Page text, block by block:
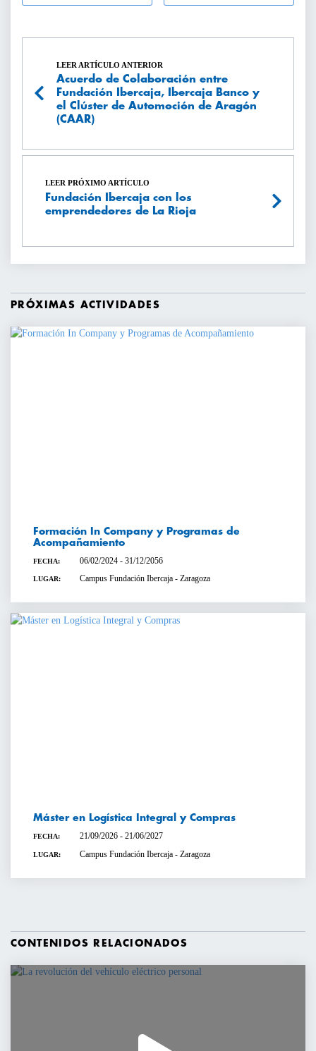
LEER ARTÍCULO ANTERIOR
Acuerdo de Colaboración entre
Fundación Ibercaja, Ibercaja Banco y
el Clúster de Automoción de Aragón
(CAAR)
LEER PRÓXIMO ARTÍCULO
Fundación Ibercaja con los
emprendedores de La Rioja
PRÓXIMAS ACTIVIDADES
Formación In Company y Programas de
Acompañamiento
FECHA: 06/02/2024 - 31/12/2056
LUGAR: Campus Fundación Ibercaja - Zaragoza
Máster en Logística Integral y Compras
FECHA: 21/09/2026 - 21/06/2027
LUGAR: Campus Fundación Ibercaja - Zaragoza
CONTENIDOS RELACIONADOS